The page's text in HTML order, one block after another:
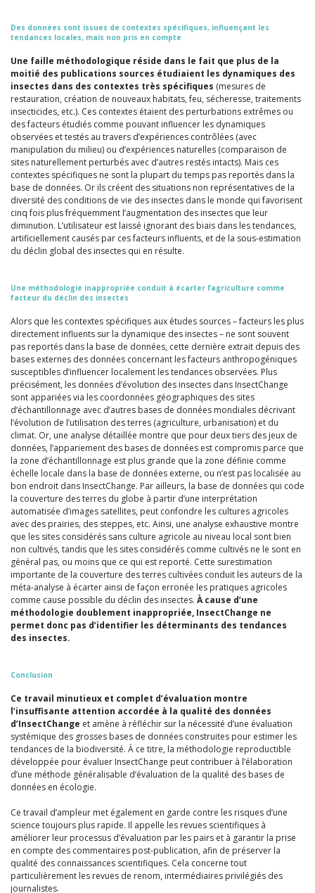
Des données sont issues de contextes spécifiques, influençant les
tendances locales, mais non pris en compte
Une faille méthodologique réside dans le fait que plus de la
moitié des publications sources étudiaient les dynamiques des
insectes dans des contextes très spécifiques (mesures de
restauration, création de nouveaux habitats, feu, sécheresse, traitements
insecticides, etc.). Ces contextes étaient des perturbations extrêmes ou
des facteurs étudiés comme pouvant influencer les dynamiques
observées et testés au travers d’expériences contrôlées (avec
manipulation du milieu) ou d’expériences naturelles (comparaison de
sites naturellement perturbés avec d’autres restés intacts). Mais ces
contextes spécifiques ne sont la plupart du temps pas reportés dans la
base de données. Or ils créent des situations non représentatives de la
diversité des conditions de vie des insectes dans le monde qui favorisent
cinq fois plus fréquemment l’augmentation des insectes que leur
diminution. L’utilisateur est laissé ignorant des biais dans les tendances,
artificiellement causés par ces facteurs influents, et de la sous-estimation
du déclin global des insectes qui en résulte.
Une méthodologie inappropriée conduit à écarter l’agriculture comme
facteur du déclin des insectes
Alors que les contextes spécifiques aux études sources – facteurs les plus
directement influents sur la dynamique des insectes – ne sont souvent
pas reportés dans la base de données, cette dernière extrait depuis des
bases externes des données concernant les facteurs anthropogéniques
susceptibles d’influencer localement les tendances observées. Plus
précisément, les données d’évolution des insectes dans InsectChange
sont appariées via les coordonnées géographiques des sites
d’échantillonnage avec d’autres bases de données mondiales décrivant
l’évolution de l’utilisation des terres (agriculture, urbanisation) et du
climat. Or, une analyse détaillée montre que pour deux tiers des jeux de
données, l’appariement des bases de données est compromis parce que
la zone d’échantillonnage est plus grande que la zone définie comme
échelle locale dans la base de données externe, ou n’est pas localisée au
bon endroit dans InsectChange. Par ailleurs, la base de données qui code
la couverture des terres du globe à partir d’une interprétation
automatisée d’images satellites, peut confondre les cultures agricoles
avec des prairies, des steppes, etc. Ainsi, une analyse exhaustive montre
que les sites considérés sans culture agricole au niveau local sont bien
non cultivés, tandis que les sites considérés comme cultivés ne le sont en
général pas, ou moins que ce qui est reporté. Cette surestimation
importante de la couverture des terres cultivées conduit les auteurs de la
méta-analyse à écarter ainsi de façon erronée les pratiques agricoles
comme cause possible du déclin des insectes. À cause d’une
méthodologie doublement inappropriée, InsectChange ne
permet donc pas d’identifier les déterminants des tendances
des insectes.
Conclusion
Ce travail minutieux et complet d’évaluation montre
l’insuffisante attention accordée à la qualité des données
d’InsectChange et amène à réfléchir sur la nécessité d’une évaluation
systémique des grosses bases de données construites pour estimer les
tendances de la biodiversité. À ce titre, la méthodologie reproductible
développée pour évaluer InsectChange peut contribuer à l’élaboration
d’une méthode généralisable d’évaluation de la qualité des bases de
données en écologie.
Ce travail d’ampleur met également en garde contre les risques d’une
science toujours plus rapide. Il appelle les revues scientifiques à
améliorer leur processus d’évaluation par les pairs et à garantir la prise
en compte des commentaires post-publication, afin de préserver la
qualité des connaissances scientifiques. Cela concerne tout
particulièrement les revues de renom, intermédiaires privilégiés des
journalistes.